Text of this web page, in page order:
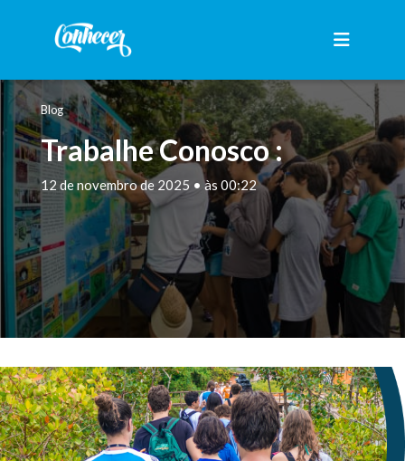
Blog
Trabalhe Conosco :
12 de novembro de 2025 • às 00:22